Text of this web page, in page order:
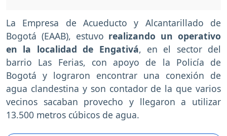
La Empresa de Acueducto y Alcantarillado de
Bogotá (EAAB), estuvo realizando un operativo
en la localidad de Engativá, en el sector del
barrio Las Ferias, con apoyo de la Policía de
Bogotá y lograron encontrar una conexión de
agua clandestina y son contador de la que varios
vecinos sacaban provecho y llegaron a utilizar
13.500 metros cúbicos de agua.